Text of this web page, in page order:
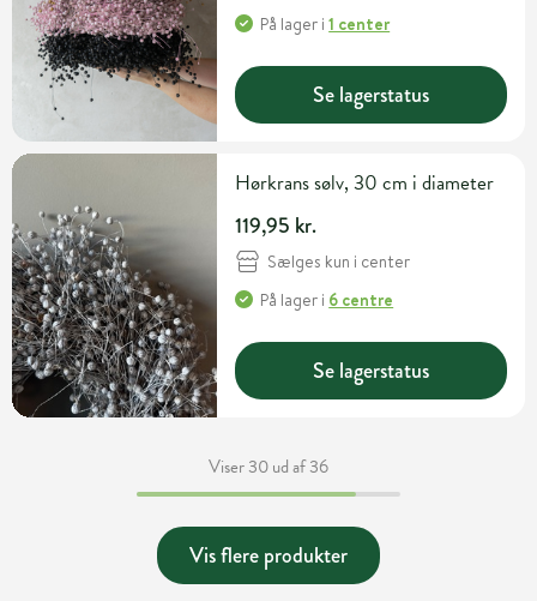
På lager i1 center
Se lagerstatus
Hørkrans sølv, 30 cm i diameter
119,95 kr.
Sælges kun i center
På lager i 6 centre
Se lagerstatus
Viser 30 ud af 36
Vis flere produkter